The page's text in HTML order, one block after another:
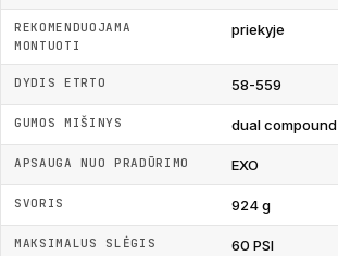
REKOMENDUOJAMA
MONTUOTI
priekyje
DYDIS ETRTO 58-559
GUMOS MIŠINYS dual compound
APSAUGA NUO PRADŪRIMO EXO
SVORIS 924 g
MAKSIMALUS SLĖGIS 60 PSI